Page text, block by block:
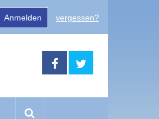
Anmelden vergessen?